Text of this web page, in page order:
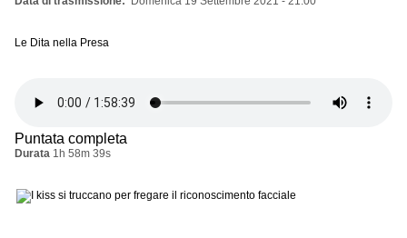
Le Dita nella Presa
Puntata completa
Durata 1h 58m 39s